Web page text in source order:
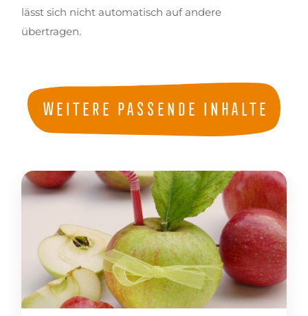
lässt sich nicht automatisch auf andere
übertragen.
Weitere passende Inhalte